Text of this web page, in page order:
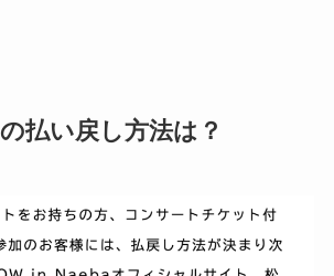
払い戻し方法は？